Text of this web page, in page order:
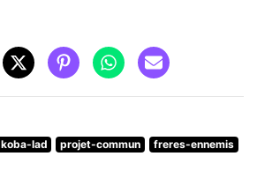
koba-lad projet-commun
freres-ennemis